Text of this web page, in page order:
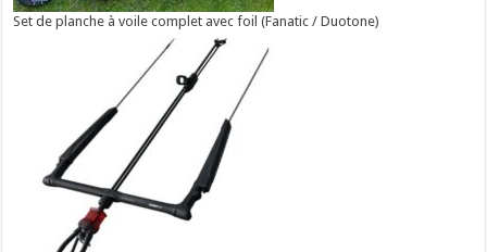
Set de planche à voile complet avec foil (Fanatic / Duotone)